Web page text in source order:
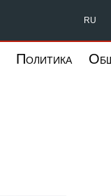
RU
Политика